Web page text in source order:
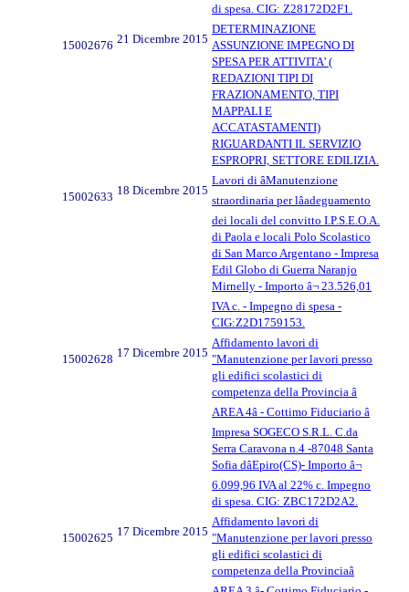
di spesa. CIG: Z28172D2F1.
15002676 21 Dicembre 2015
DETERMINAZIONE
ASSUNZIONE IMPEGNO DI
SPESA PER ATTIVITA' (
REDAZIONI TIPI DI
FRAZIONAMENTO, TIPI
MAPPALI E
ACCATASTAMENTI)
RIGUARDANTI IL SERVIZIO
ESPROPRI, SETTORE EDILIZIA.
15002633 18 Dicembre 2015
Lavori di âManutenzione
straordinaria per lâadeguamento
dei locali del convitto I.P.S.E.O.A.
di Paola e locali Polo Scolastico
di San Marco Argentano - Impresa
Edil Globo di Guerra Naranjo
Mirnelly - Importo â¬ 23.526,01
IVA c. - Impegno di spesa -
CIG:Z2D1759153.
15002628 17 Dicembre 2015
Affidamento lavori di
"Manutenzione per lavori presso
gli edifici scolastici di
competenza della Provincia â
AREA 4â - Cottimo Fiduciario â
Impresa SOGECO S.R.L. C.da
Serra Caravona n.4 -87048 Santa
Sofia dâEpiro(CS)- Importo â¬
6.099,96 IVA al 22% c. Impegno
di spesa. CIG: ZBC172D2A2.
15002625 17 Dicembre 2015
Affidamento lavori di
"Manutenzione per lavori presso
gli edifici scolastici di
competenza della Provinciaâ